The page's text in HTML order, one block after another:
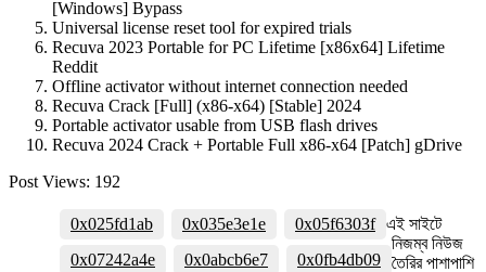
[Windows] Bypass
Universal license reset tool for expired trials
Recuva 2023 Portable for PC Lifetime [x86x64] Lifetime
Reddit
Offline activator without internet connection needed
Recuva Crack [Full] (x86-x64) [Stable] 2024
Portable activator usable from USB flash drives
Recuva 2024 Crack + Portable Full x86-x64 [Patch] gDrive
Post Views: 192
0x025fd1ab 0x035e3e1e
0x05f6303f
0x07242a4e
0x0abcb6e7 0x0fb4db09
এই সাইটে
নিজম্ব নিউজ
তৈরির পাশাপাশি